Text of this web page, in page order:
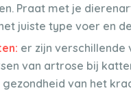
Praat met je
juiste type voer en
er zijn verschillende
van artrose bij
van het